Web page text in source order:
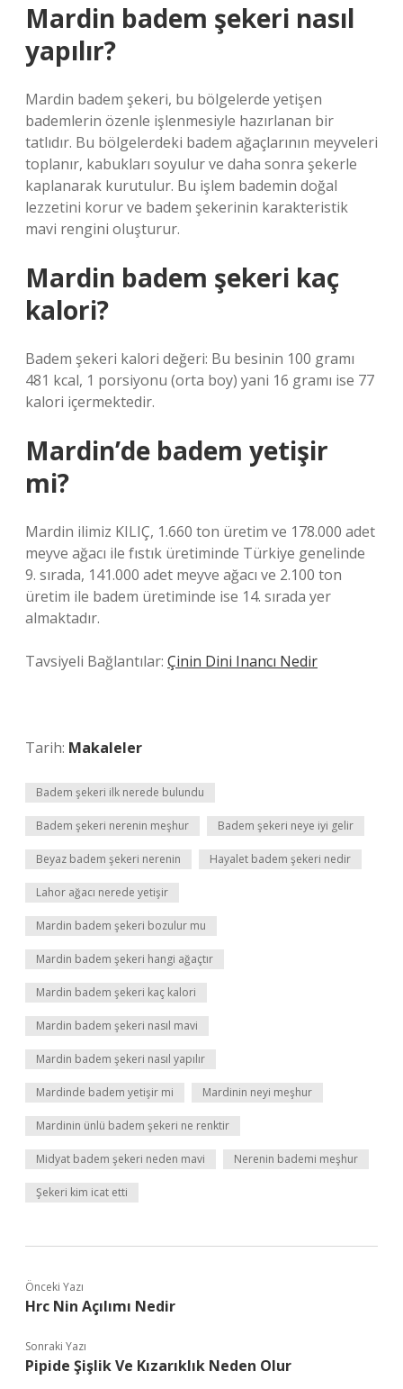
Mardin badem şekeri nasıl
yapılır?
Mardin badem şekeri, bu bölgelerde yetişen
bademlerin özenle işlenmesiyle hazırlanan bir
tatlıdır. Bu bölgelerdeki badem ağaçlarının meyveleri
toplanır, kabukları soyulur ve daha sonra şekerle
kaplanarak kurutulur. Bu işlem bademin doğal
lezzetini korur ve badem şekerinin karakteristik
mavi rengini oluşturur.
Mardin badem şekeri kaç
kalori?
Badem şekeri kalori değeri: Bu besinin 100 gramı
481 kcal, 1 porsiyonu (orta boy) yani 16 gramı ise 77
kalori içermektedir.
Mardin’de badem yetişir
mi?
Mardin ilimiz KILIÇ, 1.660 ton üretim ve 178.000 adet
meyve ağacı ile fıstık üretiminde Türkiye genelinde
9. sırada, 141.000 adet meyve ağacı ve 2.100 ton
üretim ile badem üretiminde ise 14. sırada yer
almaktadır.
Tavsiyeli Bağlantılar: Çinin Dini Inancı Nedir
Tarih: Makaleler
Badem şekeri ilk nerede bulundu
Badem şekeri nerenin meşhur Badem şekeri neye iyi gelir
Beyaz badem şekeri nerenin Hayalet badem şekeri nedir
Lahor ağacı nerede yetişir
Mardin badem şekeri bozulur mu
Mardin badem şekeri hangi ağaçtır
Mardin badem şekeri kaç kalori
Mardin badem şekeri nasıl mavi
Mardin badem şekeri nasıl yapılır
Mardinde badem yetişir mi Mardinin neyi meşhur
Mardinin ünlü badem şekeri ne renktir
Midyat badem şekeri neden mavi Nerenin bademi meşhur
Şekeri kim icat etti
Önceki Yazı
Hrc Nin Açılımı Nedir
Sonraki Yazı
Pipide Şişlik Ve Kızarıklık Neden Olur